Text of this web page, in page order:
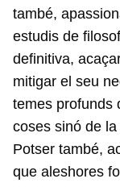
també,
estudis de
definitiva,
mitigar el seu
temes profunds
coses sinó de
Potser també,
que aleshores